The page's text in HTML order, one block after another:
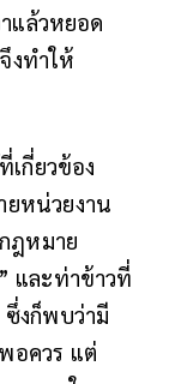
แล้วหยอด
งทำให้
เกี่ยวข้อง
หน่วยงาน
ฎหมาย
และท่าข้าวที่
งก็พบว่ามี
อควร แต่